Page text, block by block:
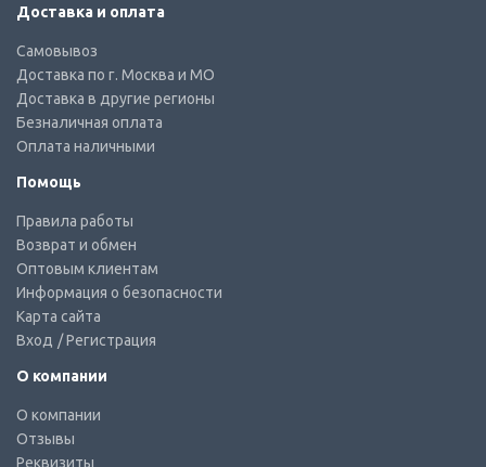
Доставка и оплата
Самовывоз
Доставка по г. Москва и МО
Доставка в другие регионы
Безналичная оплата
Оплата наличными
Помощь
Правила работы
Возврат и обмен
Оптовым клиентам
Информация о безопасности
Карта сайта
Вход / Регистрация
О компании
О компании
Отзывы
Реквизиты